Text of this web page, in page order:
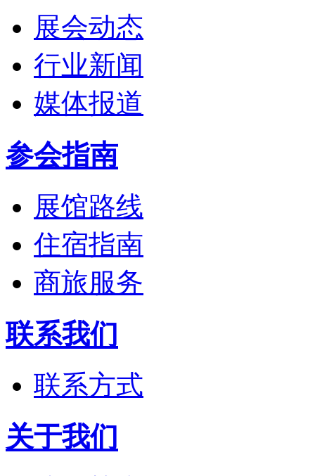
展会动态
行业新闻
媒体报道
参会指南
展馆路线
住宿指南
商旅服务
联系我们
联系方式
关于我们